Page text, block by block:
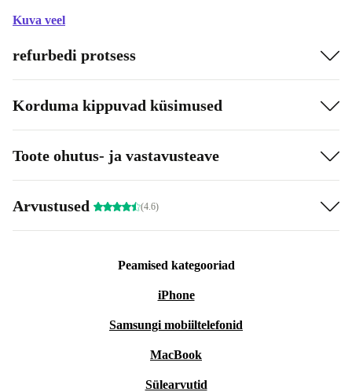
Kuva veel
refurbedi protsess
Korduma kippuvad küsimused
Toote ohutus- ja vastavusteave
Arvustused (4.6)
Peamised kategooriad
iPhone
Samsungi mobiiltelefonid
MacBook
Sülearvutid